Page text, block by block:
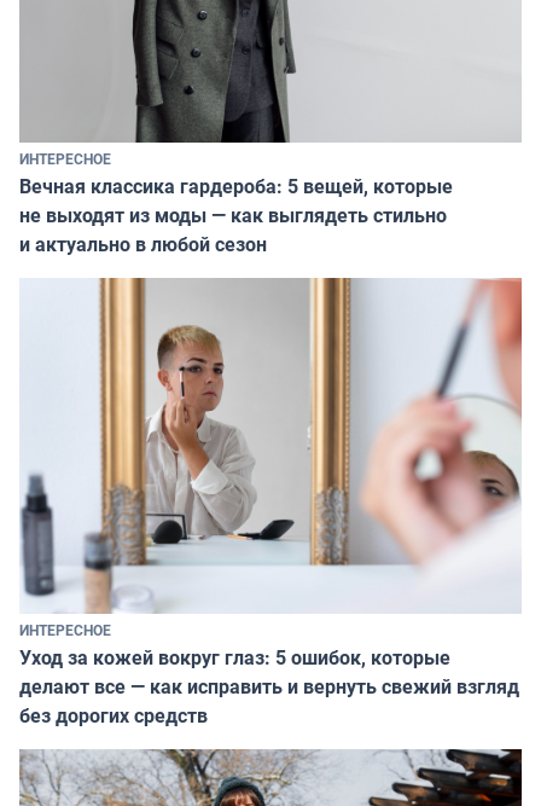
ИНТЕРЕСНОЕ
Вечная классика гардероба: 5 вещей, которые
не выходят из моды — как выглядеть стильно
и актуально в любой сезон
ИНТЕРЕСНОЕ
Уход за кожей вокруг глаз: 5 ошибок, которые
делают все — как исправить и вернуть свежий взгляд
без дорогих средств